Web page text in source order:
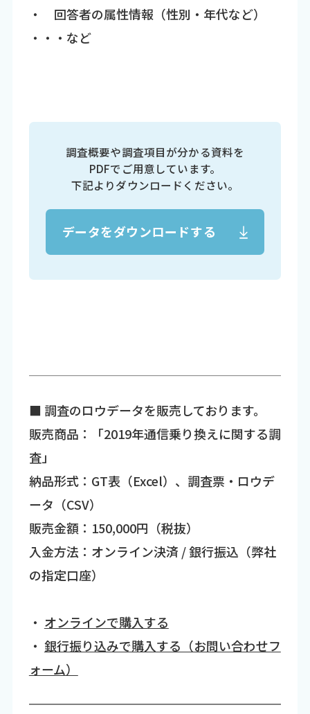
・ 回答者の属性情報（性別・年代など）
・・・など
調査概要や調査項目が分かる資料を
PDFでご用意しています。
下記よりダウンロードください。
データをダウンロードする
■ 調査のロウデータを販売しております。
販売商品：「2019年通信乗り換えに関する調
査」
納品形式：GT表（Excel）、調査票・ロウデ
ータ（CSV）
販売金額：150,000円（税抜）
入金方法：オンライン決済 / 銀行振込（弊社
の指定口座）
・ オンラインで購入する
・ 銀行振り込みで購入する（お問い合わせフ
ォーム）